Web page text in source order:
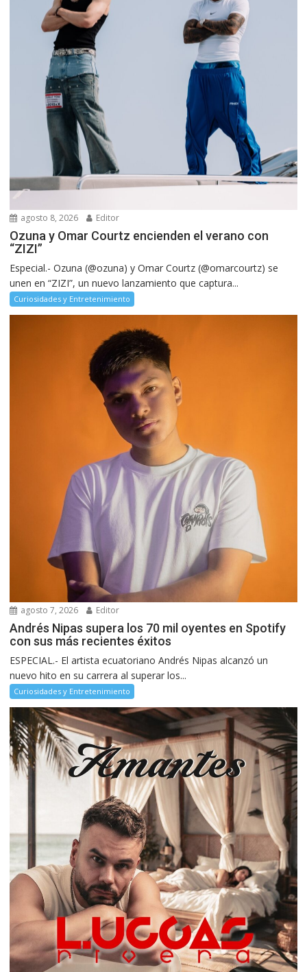
agosto 8, 2026 Editor
Ozuna y Omar Courtz encienden el verano con
“ZIZI”
Especial.- Ozuna (@ozuna) y Omar Courtz (@omarcourtz) se
unen en “ZIZI”, un nuevo lanzamiento que captura...
Curiosidades y Entretenimiento
agosto 7, 2026 Editor
Andrés Nipas supera los 70 mil oyentes en Spotify
con sus más recientes éxitos
ESPECIAL.- El artista ecuatoriano Andrés Nipas alcanzó un
nuevo hito en su carrera al superar los...
Curiosidades y Entretenimiento